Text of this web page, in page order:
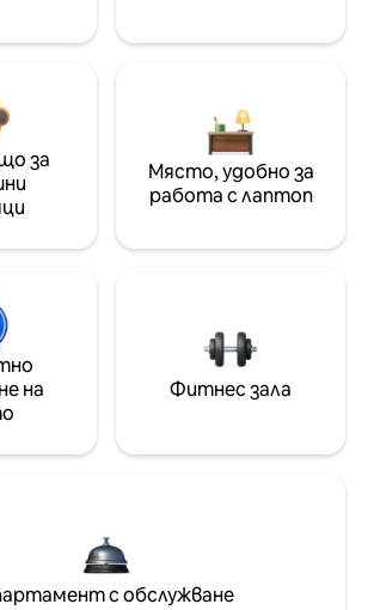
за
Място, удобно за
работа с лаптоп
на
Фитнес зала
с обслужване